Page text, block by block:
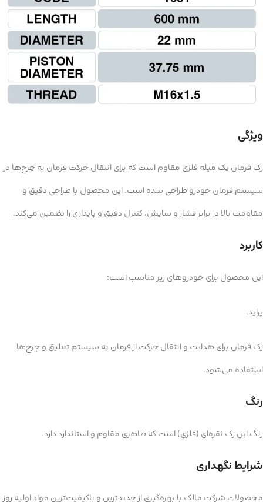
ویژگی
رک فرمان یک میله فلزی مقاوم است که برای انتقال حرکت فرمان به چرخ‌ها در
سیستم فرمان خودرو طراحی شده است. این محصول با طراحی دقیق و
مقاومت بالا در برابر فشار و سایش، کنترل دقیق و پایداری را تضمین می‌کند.
کاربرد
این محصول برای خودروهای زیر مناسب است:
پراید.
رک فرمان برای هدایت و انتقال حرکت از فرمان به سیستم تعلیق و چرخ‌ها
استفاده می‌شود.
رنگ
رنگ این رک نقره‌ای (فلزی) است که ظاهری مقاوم و استاندارد دارد.
شرایط نگهداری
محصولات شرکت مالک با بهره‌گیری از جدیدترین و باکیفیت‌ترین مواد اولیه روز